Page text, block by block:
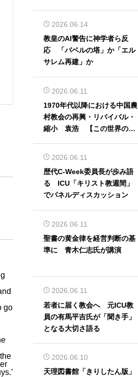
go
2026.06.14
教皇のAI警告に神学者ら反
応 「バベルの塔」か「エル
サレム再建」か
2026.06.11
1970年代以降における中国農
村教会の再興・リバイバル・
縮小 袁浩 【この世界の片
2026.06.11
歴代C-Week委員長が歩み語
る ICU「キリスト教週間」
でパネルディスカッション
2026.06.11
聖書の黄金律を経営判断の基
準に 青木仁志氏が講演
2026.06.11
若者に届く教会へ 元ICU教
員の有馬平吉氏が「聞き手」
となる大切さ語る
2026.06.10
天理図書館「きりしたん版」